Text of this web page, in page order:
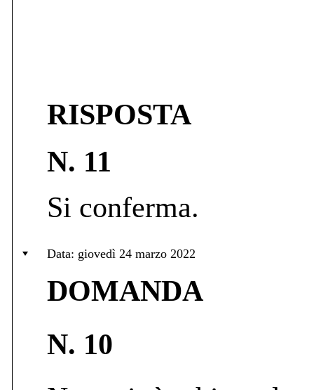
RISPOSTA
N. 11
Si conferma.
Data: giovedì 24 marzo 2022
DOMANDA
N. 10